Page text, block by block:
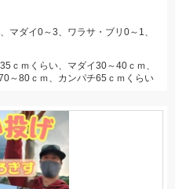
マダイ0～3、ワラサ・ブリ0～1、
ｃｍくらい、マダイ30～40ｃｍ、
～80ｃｍ、カンパチ65ｃｍくらい